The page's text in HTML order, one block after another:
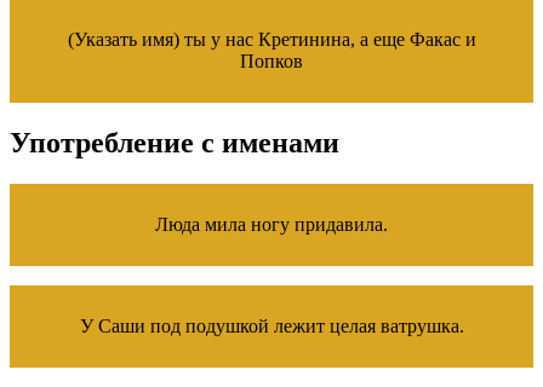
(Указать имя) ты у нас Кретинина, а еще Факас и
Попков
Употребление с именами
Люда мила ногу придавила.
У Саши под подушкой лежит целая ватрушка.